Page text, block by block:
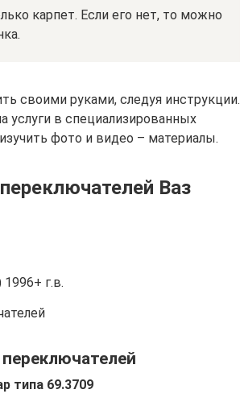
карпет. Если его нет, то можно
своими руками, следуя инструкции.
услуги в специализированных
фото и видео – материалы.
Ваз
г.в.
типа 69.3709